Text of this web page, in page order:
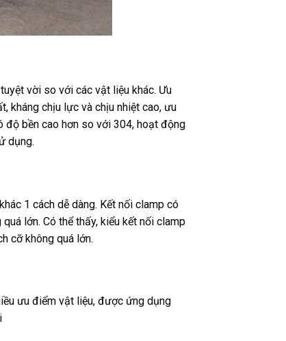
vời so với các vật liệu khác. Ưu
kháng chịu lực và chịu nhiệt cao, ưu
độ bền cao hơn so với 304, hoạt động
dụng.
1 cách dễ dàng. Kết nối clamp có
lớn. Có thể thấy, kiểu kết nối clamp
cỡ không quá lớn.
ưu điểm vật liệu, được ứng dụng